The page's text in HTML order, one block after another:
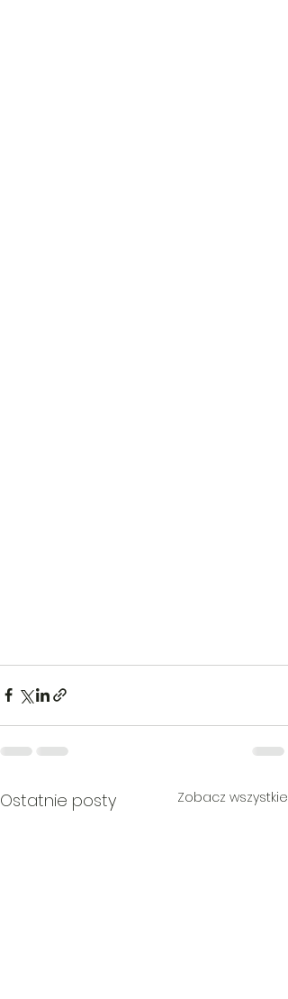
Ostatnie posty Zobacz wszystkie